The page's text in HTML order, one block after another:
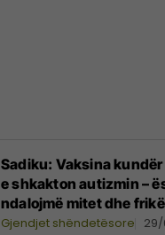
Sadiku: Vaksina
e shkakton autizmin –
ndalojmë mitet dhe
panevojshme
Gjendjet shëndetësore